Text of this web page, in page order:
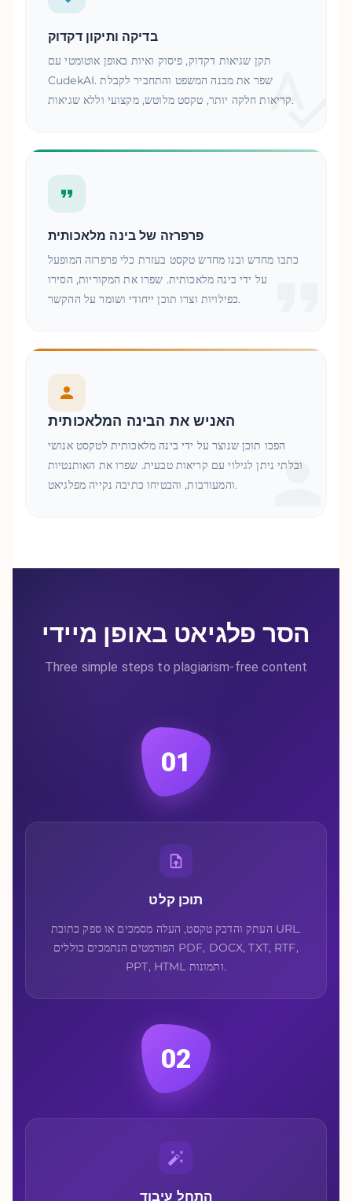
בדיקה ותיקון דקדוק
תקן שגיאות דקדוק, פיסוק ואיות באופן אוטומטי עם
CudekAI. שפר את מבנה המשפט והתחביר לקבלת
קריאות חלקה יותר, טקסט מלוטש, מקצועי וללא שגיאות.
פרפרזה של בינה מלאכותית
כתבו מחדש ובנו מחדש טקסט בעזרת כלי פרפרזה המופעל
על ידי בינה מלאכותית. שפרו את המקוריות, הסירו
כפילויות וצרו תוכן ייחודי ושומר על ההקשר.
האניש את הבינה המלאכותית
הפכו תוכן שנוצר על ידי בינה מלאכותית לטקסט אנושי
ובלתי ניתן לגילוי עם קריאות טבעית. שפרו את האותנטיות
והמעורבות, והבטיחו כתיבה נקייה מפלגיאט.
הסר פלגיאט באופן מיידי
Three simple steps to plagiarism-free content
01
תוכן קלט
העתק והדבק טקסט, העלה מסמכים או ספק כתובת URL.
הפורמטים הנתמכים כוללים PDF, DOCX, TXT, RTF,
PPT, HTML ותמונות.
02
התחל עיבוד